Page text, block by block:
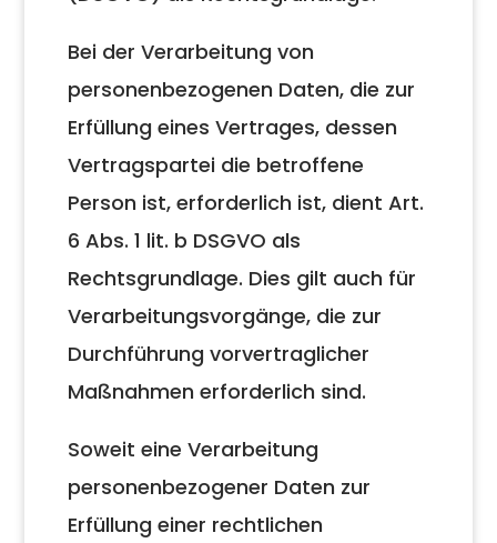
Bei der Verarbeitung von
personenbezogenen Daten, die zur
Erfüllung eines Vertrages, dessen
Vertragspartei die betroffene
Person ist, erforderlich ist, dient Art.
6 Abs. 1 lit. b DSGVO als
Rechtsgrundlage. Dies gilt auch für
Verarbeitungsvorgänge, die zur
Durchführung vorvertraglicher
Maßnahmen erforderlich sind.
Soweit eine Verarbeitung
personenbezogener Daten zur
Erfüllung einer rechtlichen